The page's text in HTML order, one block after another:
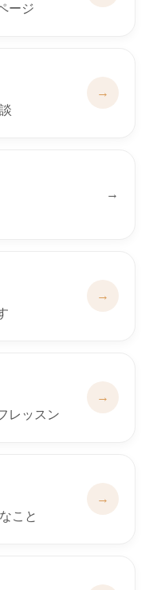
ージ
→
→
→
レッスン
→
こと
→